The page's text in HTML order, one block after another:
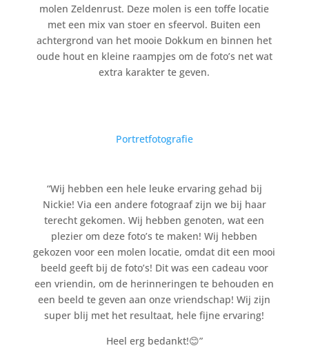
molen Zeldenrust. Deze molen is een toffe locatie
met een mix van stoer en sfeervol. Buiten een
achtergrond van het mooie Dokkum en binnen het
oude hout en kleine raampjes om de foto’s net wat
extra karakter te geven.
Portretfotografie
“Wij hebben een hele leuke ervaring gehad bij
Nickie! Via een andere fotograaf zijn we bij haar
terecht gekomen. Wij hebben genoten, wat een
plezier om deze foto’s te maken! Wij hebben
gekozen voor een molen locatie, omdat dit een mooi
beeld geeft bij de foto’s! Dit was een cadeau voor
een vriendin, om de herinneringen te behouden en
een beeld te geven aan onze vriendschap! Wij zijn
super blij met het resultaat, hele fijne ervaring!
Heel erg bedankt!😊”